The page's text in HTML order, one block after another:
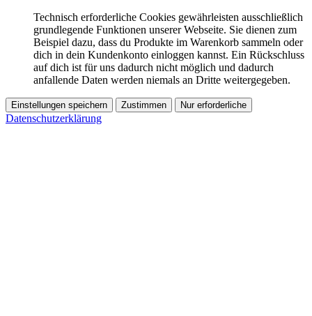
Technisch erforderliche Cookies gewährleisten ausschließlich
grundlegende Funktionen unserer Webseite. Sie dienen zum
Beispiel dazu, dass du Produkte im Warenkorb sammeln oder
dich in dein Kundenkonto einloggen kannst. Ein Rückschluss
auf dich ist für uns dadurch nicht möglich und dadurch
anfallende Daten werden niemals an Dritte weitergegeben.
Einstellungen speichern Zustimmen Nur erforderliche
Datenschutzerklärung